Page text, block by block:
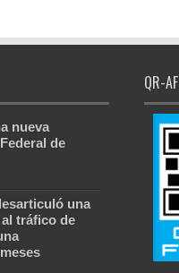
nueva
de
una
tráfico de
QR-